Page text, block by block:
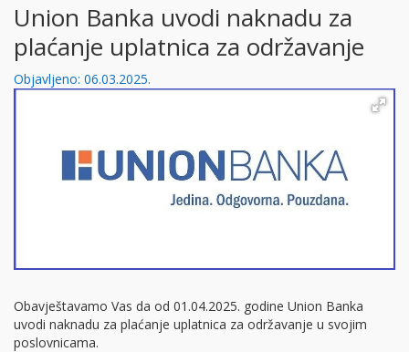
Union Banka uvodi naknadu za
plaćanje uplatnica za održavanje
Objavljeno: 06.03.2025.
Obavještavamo Vas da od 01.04.2025. godine Union Banka
uvodi naknadu za plaćanje uplatnica za održavanje u svojim
poslovnicama.